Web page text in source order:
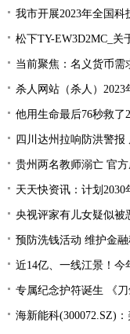
我市开展2023年全国
松下TY-EW3D2MC_关
当前聚焦：名义货币需求与实
杀人网站（杀人）2023
他用生命最后76秒救了
四川达州拉响防洪警
贵州两名教师溺亡 官
天天快资讯：计划
央视评家有儿女疑似被
预防洗钱活动 维护金
近14亿、一线江景！
专属纪念护符诞生 《
海新能科(300072.SZ)：美方